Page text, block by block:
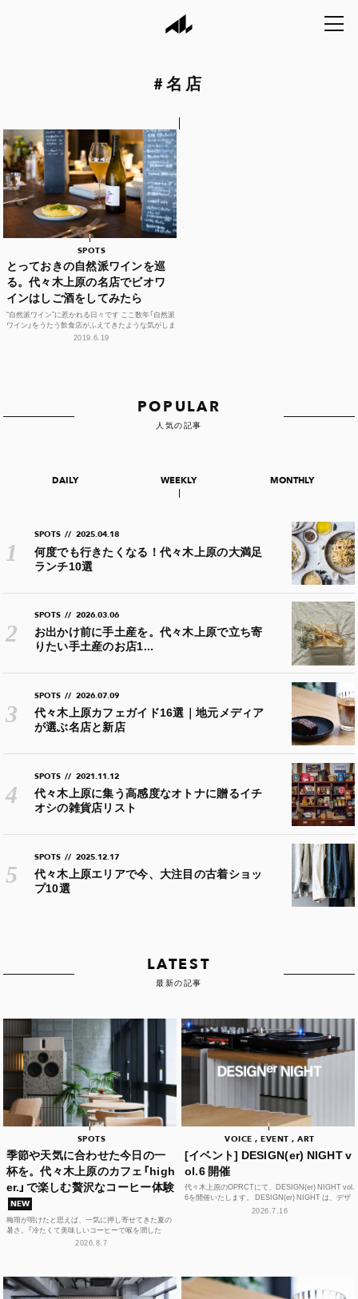
#名店
SPOTS
とっておきの自然派ワインを巡
る。代々木上原の名店でビオワ
インはしご酒をしてみたら
“自然派ワイン”に惹かれる日々です ここ数年「自然派
ワイン」をうたう飲食店がふえてきたような気がしま
す。またの名を「ヴァンナチュール」「ビオワイン」
2019.6.19
POPULAR
人気の記事
DAILY WEEKLY MONTHLY
SPOTS // 2025.04.18
何度でも行きたくなる！代々木上原の大満足
ランチ10選
SPOTS // 2026.03.06
お出かけ前に手土産を。代々木上原で立ち寄
りたい手土産のお店1...
SPOTS // 2026.07.09
代々木上原カフェガイド16選｜地元メディア
が選ぶ名店と新店
SPOTS // 2021.11.12
代々木上原に集う高感度なオトナに贈るイチ
オシの雑貨店リスト
SPOTS // 2025.12.17
代々木上原エリアで今、大注目の古着ショッ
プ10選
LATEST
最新の記事
SPOTS
季節や天気に合わせた今日の一
杯を。代々木上原のカフェ「high
er.」で楽しむ贅沢なコーヒー体験
NEW
梅雨が明けたと思えば、一気に押し寄せてきた夏の
暑さ。「冷たくて美味しいコーヒーで喉を潤した
い！」そんな思いを叶えてくれるカフェが、この夏、
2026.8.7
VOICE , EVENT , ART
[イベント] DESIGN(er) NIGHT v
ol.6 開催
代々木上原のOPRCTにて、DESIGN(er) NIGHT vol.
6を開催いたします。 DESIGN(er) NIGHT は、デザ
イナー、デザインに...2026.7.16